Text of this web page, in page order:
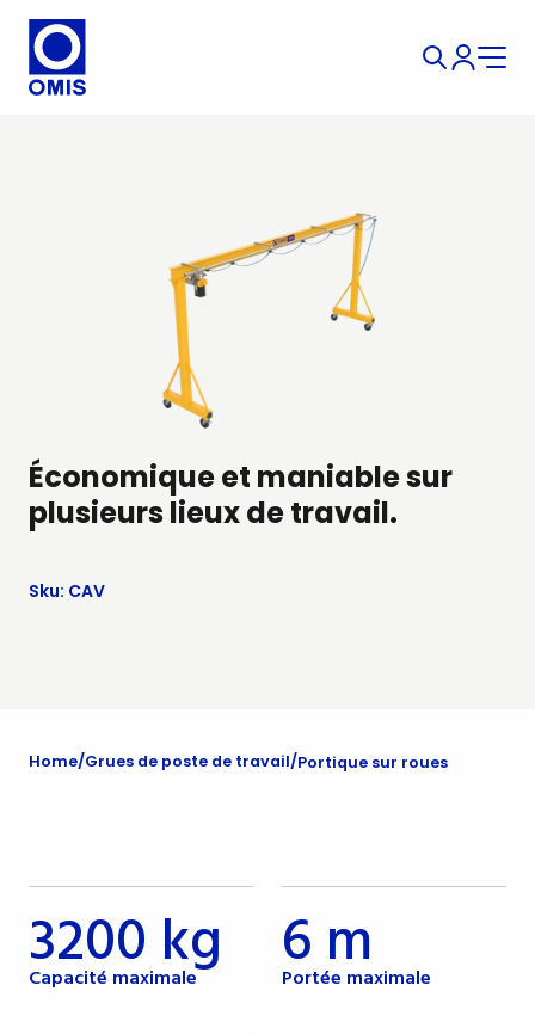
Économique et maniable sur
plusieurs lieux de travail.
Sku: CAV
Home Grues de poste de travail Portique sur roues
3200 kg
Capacité maximale 6 m
Portée maximale